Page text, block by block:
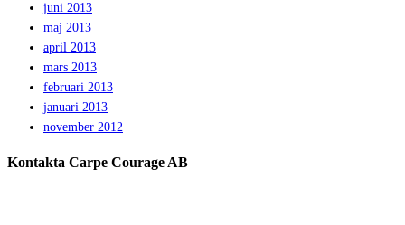
juni 2013
maj 2013
april 2013
mars 2013
februari 2013
januari 2013
november 2012
Kontakta Carpe Courage AB